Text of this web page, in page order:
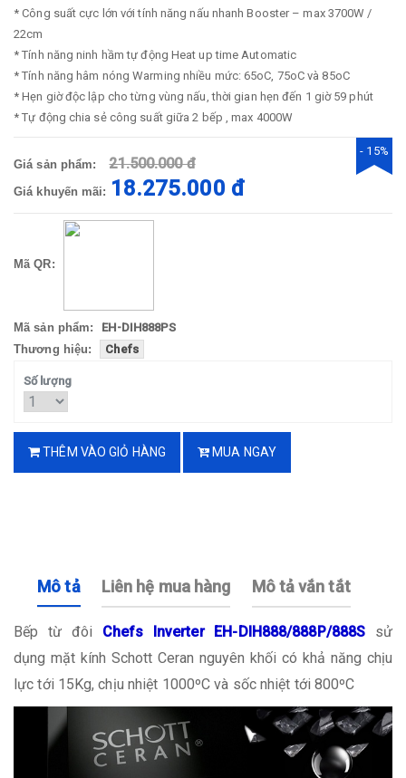
* Công suất cực lớn với tính năng nấu nhanh Booster – max 3700W /
22cm
* Tính năng ninh hầm tự động Heat up time Automatic
* Tính năng hâm nóng Warming nhiều mức: 65oC, 75oC và 85oC
* Hẹn giờ độc lập cho từng vùng nấu, thời gian hẹn đến 1 giờ 59 phút
* Tự động chia sẻ công suất giữa 2 bếp , max 4000W
Giá sản phẩm: 21.500.000 đ
Giá khuyến mãi: 18.275.000 đ
- 15%
Mã QR:
Mã sản phẩm:
EH-DIH888PS
Thương hiệu:
Chefs
Số lượng
THÊM VÀO GIỎ HÀNG MUA NGAY
Mô tả Liên hệ mua hàng Mô tả vắn tắt
Bếp từ đôi Chefs Inverter EH-DIH888/888P/888S sử
dụng mặt kính Schott Ceran nguyên khối có khả năng chịu
lực tới 15Kg, chịu nhiệt 1000ºC và sốc nhiệt tới 800ºC